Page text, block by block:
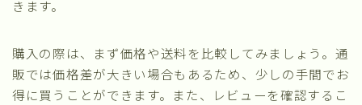
きます。
購入の際は、まず価格や送料を比較してみましょう。通
販では価格差が大きい場合もあるため、少しの手間でお
得に買うことができます。また、レビューを確認するこ